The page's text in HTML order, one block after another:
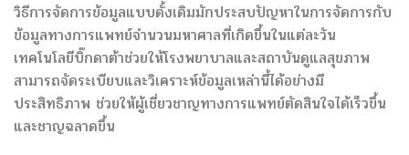
วิธีการจัดการข้อมูลแบบดั้งเดิมมักประสบปัญหาในการจัดการกับ
ข้อมูลทางการแพทย์จำนวนมหาศาลที่เกิดขึ้นในแต่ละวัน
เทคโนโลยีบิ๊กดาต้าช่วยให้โรงพยาบาลและสถาบันดูแลสุขภาพ
สามารถจัดระเบียบและวิเคราะห์ข้อมูลเหล่านี้ได้อย่างมี
ประสิทธิภาพ ช่วยให้ผู้เชี่ยวชาญทางการแพทย์ตัดสินใจได้เร็วขึ้น
และชาญฉลาดขึ้น